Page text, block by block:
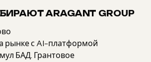
ARAGANT GROUP
рынке с AI-платформой
БАД. Грантовое